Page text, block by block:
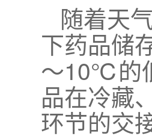
随着天
下药品储
～10℃的
品在冷藏
环节的交